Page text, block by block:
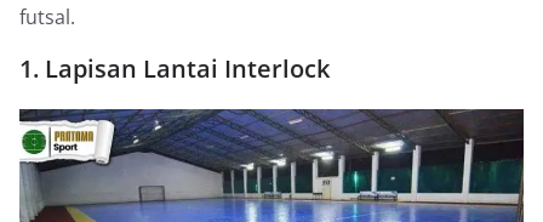
futsal.
1. Lapisan Lantai Interlock